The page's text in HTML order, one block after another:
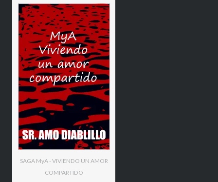
SAGA MyA - VIVIENDO UN AMOR
COMPARTIDO